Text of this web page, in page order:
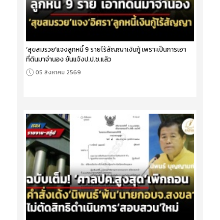
‘สุขสมรวย’แจงลูกหนี้ 9 รายไร้สัญญาเงินกู้ เพราะเป็นการเอา
ที่ดินมาจำนอง ยันแจ้งป.ป.ช.แล้ว
05 สิงหาคม 2569